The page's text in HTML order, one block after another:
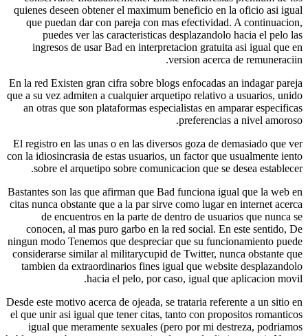
quienes deseen obtener el maximum beneficio en la
que puedan dar con pareja con mas efectividad. A
puedes ver las caracteristicas desplazandolo hacia
ingresos de usar Bad en interpretacion gratuita asi­
version acerca de
En la red Existen gran cifra sobre blogs enfocadas an
que a su vez admiten a cualquier arquetipo relativo a
an otras que son plataformas especialistas en amparar
preferencias a nivel
El registro en las unas o en las diversos goza de
con la idiosincrasia de estas usuarios, un factor que
sobre el arquetipo sobre comunicacion que se desea
Bastantes son las que afirman que Bad funciona igual que
citas nunca obstante que a la par sirve como lugar en
de encuentros en la parte de dentro de usuarios
conocen, al mas puro garbo en la red social. En este
ningun modo Tenemos que despreciar que su
considerarse similar al militarycupid de Twitter, nunca
tambien da extraordinarios fines igual que website
hacia el pelo, por caso, igual que
Desde este motivo acerca de ojeada, se trataria referente a
el que unir asi igual que tener citas, tanto con propositos
igual que meramente sexuales (pero por mi destreza,